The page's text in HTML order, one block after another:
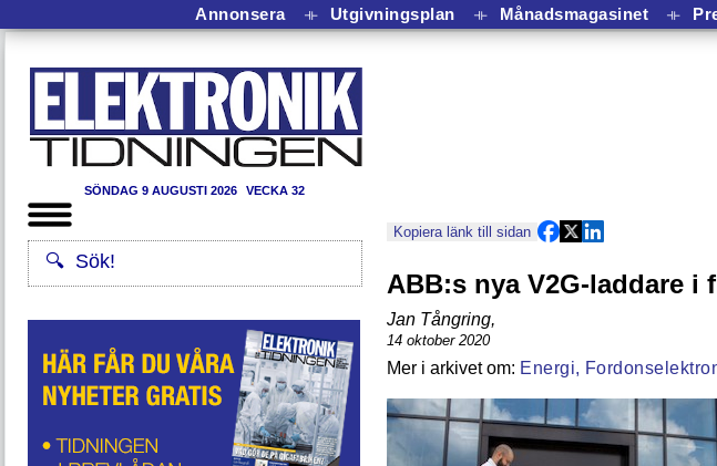
Annonsera ⟛ Utgivningsplan ⟛ Månadsmagasinet ⟛
SÖNDAG 9 AUGUSTI 2026 VECKA 32
Kopiera länk till sidan
ABB:s nya V2G-laddare i
Jan Tångring,
14 oktober 2020
Energi,